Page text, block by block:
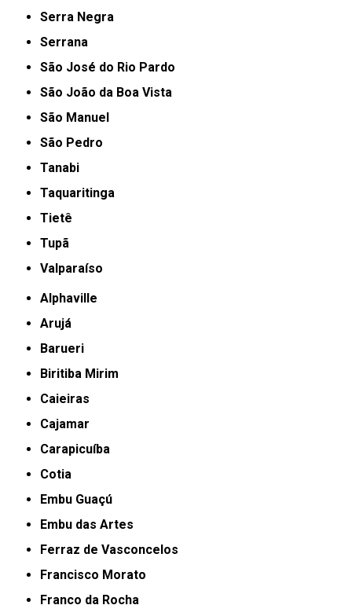
Serra Negra
Serrana
São José do Rio Pardo
São João da Boa Vista
São Manuel
São Pedro
Tanabi
Taquaritinga
Tietê
Tupã
Valparaíso
Alphaville
Arujá
Barueri
Biritiba Mirim
Caieiras
Cajamar
Carapicuíba
Cotia
Embu Guaçú
Embu das Artes
Ferraz de Vasconcelos
Francisco Morato
Franco da Rocha